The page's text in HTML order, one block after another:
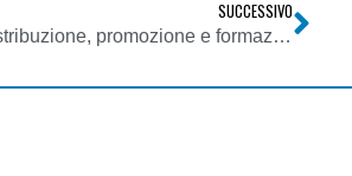
SUCCESSIVO
Media 2007 Sviluppo, distribuzione, promozione e formazione